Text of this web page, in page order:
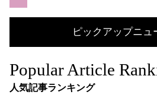
ピックアップニュ
Popular Article
人気記事ランキング